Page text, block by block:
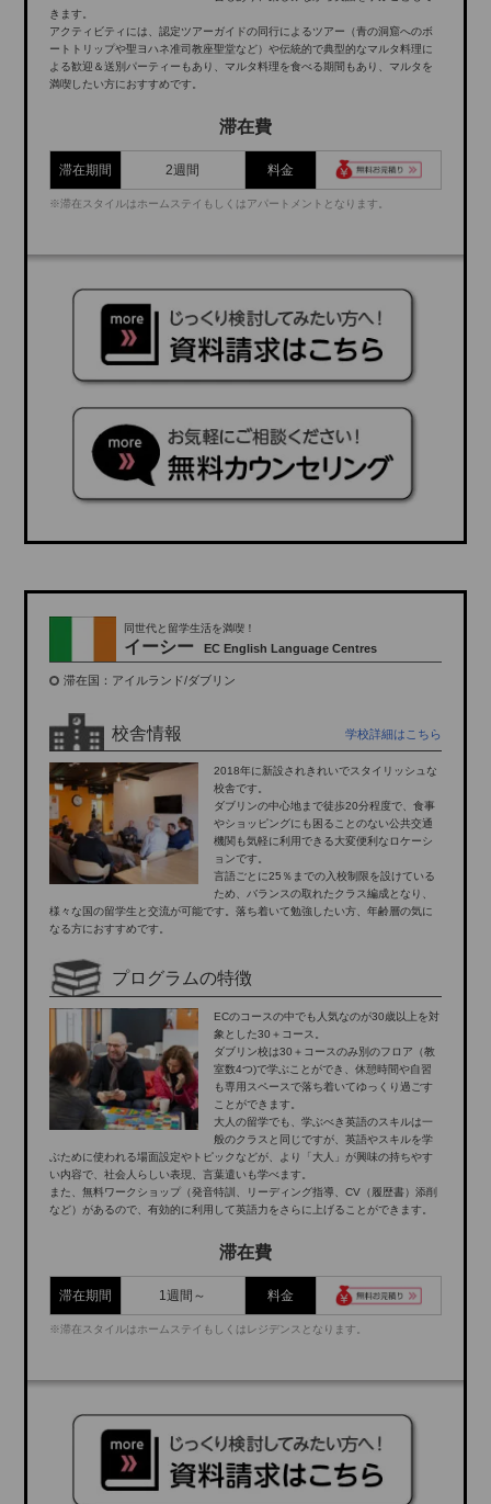
きます。
アクティビティには、認定ツアーガイドの同行によるツアー（青の洞窟へのボ
ートトリップや聖ヨハネ准司教座聖堂など）や伝統的で典型的なマルタ料理に
よる歓迎＆送別パーティーもあり、マルタ料理を食べる期間もあり、マルタを
満喫したい方におすすめです。
滞在費
滞在期間 2週間 料金
※滞在スタイルはホームステイもしくはアパートメントとなります。
同世代と留学生活を満喫！
イーシー EC English Language Centres
滞在国：アイルランド/ダブリン
校舎情報 学校詳細はこちら
2018年に新設されきれいでスタイリッシュな
校舎です。
ダブリンの中心地まで徒歩20分程度で、食事
やショッピングにも困ることのない公共交通
機関も気軽に利用できる大変便利なロケーシ
ョンです。
言語ごとに25％までの入校制限を設けている
ため、バランスの取れたクラス編成となり、
様々な国の留学生と交流が可能です。落ち着いて勉強したい方、年齢層の気に
なる方におすすめです。
プログラムの特徴
ECのコースの中でも人気なのが30歳以上を対
象とした30＋コース。
ダブリン校は30＋コースのみ別のフロア（教
室数4つ)で学ぶことができ、休憩時間や自習
も専用スペースで落ち着いてゆっくり過ごす
ことができます。
大人の留学でも、学ぶべき英語のスキルは一
般のクラスと同じですが、英語やスキルを学
ぶために使われる場面設定やトピックなどが、より「大人」が興味の持ちやす
い内容で、社会人らしい表現、言葉遣いも学べます。
また、無料ワークショップ（発音特訓、リーディング指導、CV（履歴書）添削
など）があるので、有効的に利用して英語力をさらに上げることができます。
滞在費
滞在期間 1週間～ 料金
※滞在スタイルはホームステイもしくはレジデンスとなります。